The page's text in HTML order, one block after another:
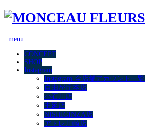
menu
CONCEPT
SHOP
Instagram
Instagram 全店舗アカウント一覧
自由が丘本店
小石川店
中延店
NISHIGINZA店
アトレ川崎店